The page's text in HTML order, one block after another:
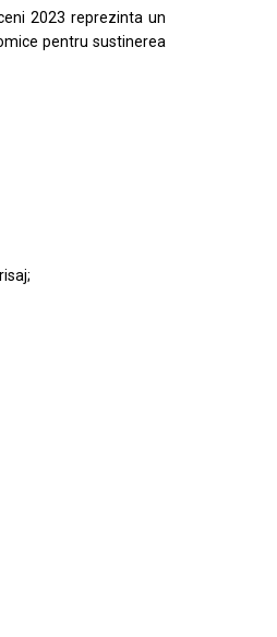
2023 reprezinta un
pentru sustinerea